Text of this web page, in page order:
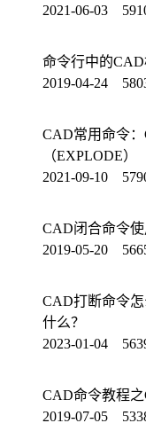
2021-06-03
命令行中的
2019-04-24
CAD常用命令
（EXPLODE）
2021-09-10
CAD闭合命令使
2019-05-20
CAD打断命令
什么？
2023-01-04
CAD命令教程
2019-07-05